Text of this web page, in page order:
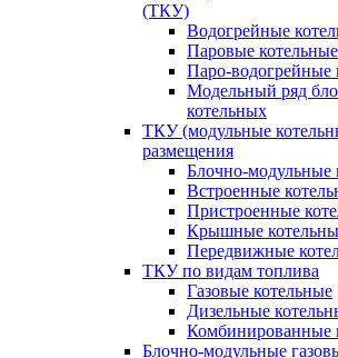
(ТКУ)
Водогрейные
Паровые котельные
Паро-водогрейные
Модельный ряд
котельных
ТКУ (модульные
размещения
Блочно-модульные
Встроенные
Пристроенные
Крышные
Передвижные
ТКУ по видам топлива
Газовые котельные
Дизельные
Комбинированные
Блочно-модульные